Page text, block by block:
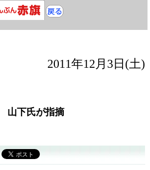
2011年12月3日(土)
山下氏が指摘